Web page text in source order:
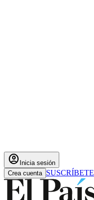
account_circle Inicia sesión
Crea cuenta SUSCRÍBETE